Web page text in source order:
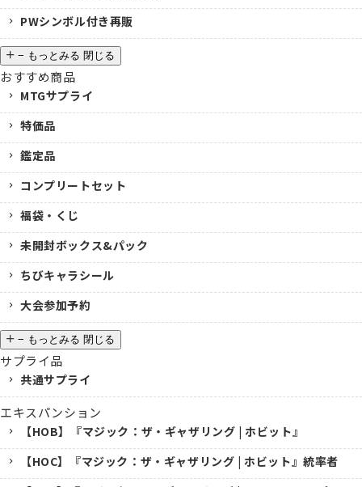
PWシンボル付き再販
− もっとみる 閉じる
おすすめ商品
MTGサプライ
特価品
鑑定品
コンプリートセット
福袋・くじ
未開封ボックス&パック
ちびキャラシール
大会参加予約
− もっとみる 閉じる
サプライ品
共通サプライ
エキスパンション
【HOB】『マジック：ザ・ギャザリング | ホビット』
【HOC】『マジック：ザ・ギャザリング | ホビット』統率者